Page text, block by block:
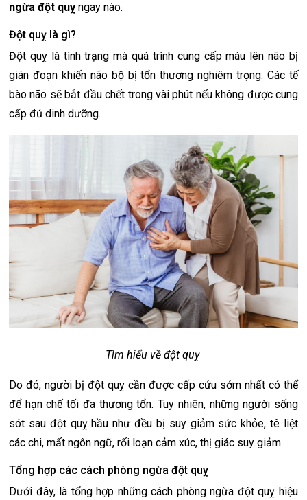
ngừa đột quỵ ngay nào.
Đột quỵ là gì?
Đột quỵ là tình trạng mà quá trình cung cấp máu lên não bị
gián đoạn khiến não bộ bị tổn thương nghiêm trọng. Các tế
bào não sẽ bắt đầu chết trong vài phút nếu không được cung
cấp đủ dinh dưỡng.
Tìm hiểu về đột quỵ
Do đó, người bị đột quỵ cần được cấp cứu sớm nhất có thể
để hạn chế tối đa thương tổn. Tuy nhiên, những người sống
sót sau đột quỵ hầu như đều bị suy giảm sức khỏe, tê liệt
các chi, mất ngôn ngữ, rối loạn cảm xúc, thị giác suy giảm...
Tổng hợp các cách phòng ngừa đột quỵ
Dưới đây, là tổng hợp những cách phòng ngừa đột quỵ hiệu